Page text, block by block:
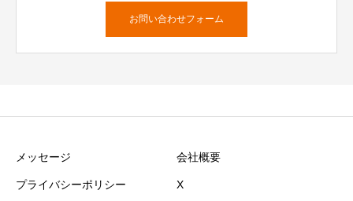
お問い合わせフォーム
メッセージ 会社概要
プライバシーポリシー X